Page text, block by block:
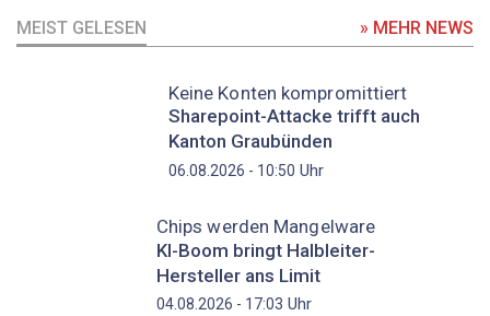
MEIST GELESEN » MEHR NEWS
Keine Konten kompromittiert
Sharepoint-Attacke trifft auch
Kanton Graubünden
06.08.2026 - 10:50 Uhr
Chips werden Mangelware
KI-Boom bringt Halbleiter-
Hersteller ans Limit
04.08.2026 - 17:03 Uhr